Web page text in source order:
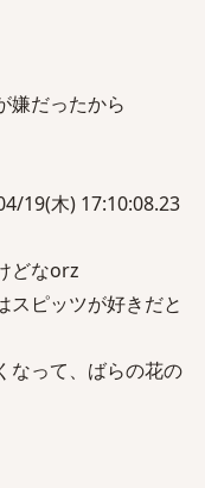
嫌だったから
19(木) 17:10:08.23
どなorz
スピッツが好きだと
なって、ばらの花の